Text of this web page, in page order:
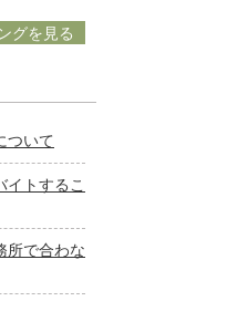
グを見る
ついて
トするこ
所で合わな